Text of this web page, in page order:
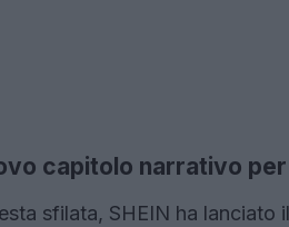
capitolo narrativo per
sfilata, SHEIN ha lanciato